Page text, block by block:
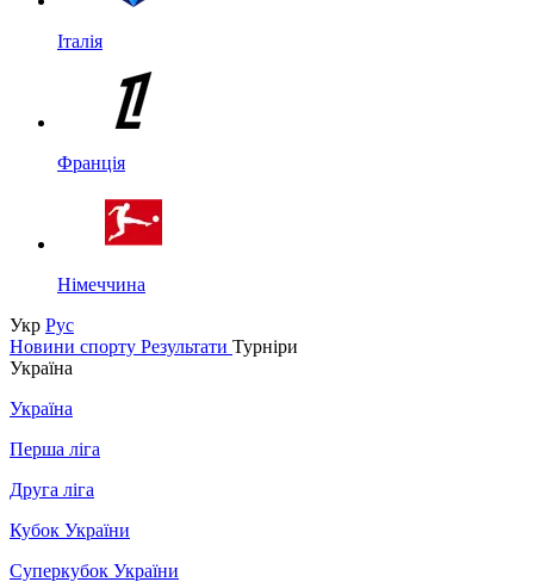
Італія
Франція
Німеччина
Укр Рус
Новини спорту Результати Турніри
Україна
Україна
Перша ліга
Друга ліга
Кубок України
Суперкубок України